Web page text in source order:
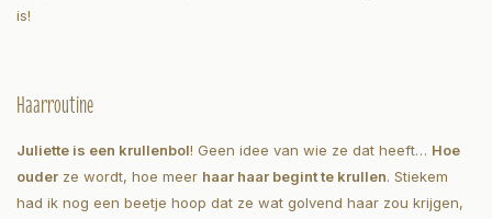
is!
Haarroutine
Juliette is een krullenbol! Geen idee van wie ze dat heeft… Hoe
ouder ze wordt, hoe meer haar haar begint te krullen. Stiekem
had ik nog een beetje hoop dat ze wat golvend haar zou krijgen,